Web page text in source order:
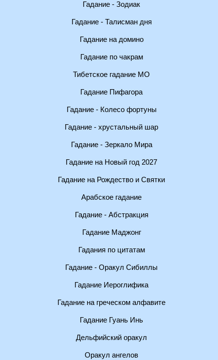
Гадание - Зодиак
Гадание - Талисман дня
Гадание на домино
Гадание по чакрам
Тибетское гадание МО
Гадание Пифагора
Гадание - Колесо фортуны
Гадание - хрустальный шар
Гадание - Зеркало Мира
Гадание на Новый год 2027
Гадание на Рождество и Святки
Арабское гадание
Гадание - Абстракция
Гадание Маджонг
Гадания по цитатам
Гадание - Оракул Сибиллы
Гадание Иероглифика
Гадание на греческом алфавите
Гадание Гуань Инь
Дельфийский оракул
Оракул ангелов